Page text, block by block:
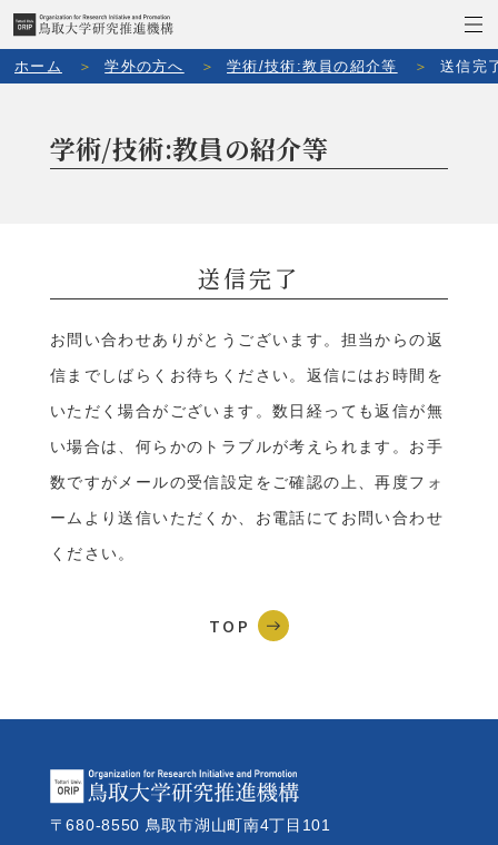
ホーム 学外の方へ 学術/技術:教員の紹介等 送信完
学術/技術:教員の紹介等
送信完了
お問い合わせありがとうございます。担当からの返
信までしばらくお待ちください。返信にはお時間を
いただく場合がございます。数日経っても返信が無
い場合は、何らかのトラブルが考えられます。お手
数ですがメールの受信設定をご確認の上、再度フォ
ームより送信いただくか、お電話にてお問い合わせ
ください。
TOP
〒680-8550 鳥取市湖山町南4丁目101